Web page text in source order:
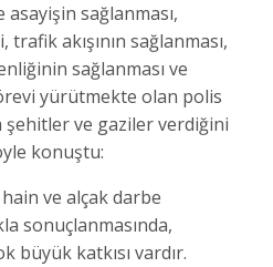
sağlanması,
trafik akışının sağlanması,
sağlanması ve
yürütmekte olan polis
şehitler ve gaziler verdiğini
konuştu:
ve alçak darbe
sonuçlanmasında,
büyük katkısı vardır.